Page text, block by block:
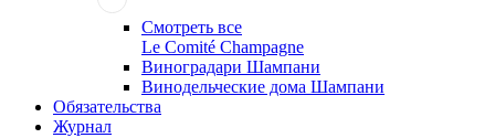
Смотреть все
Le Comité Champagne
Виноградари Шампани
Винодельческие дома Шампани
Обязательства
Журнал